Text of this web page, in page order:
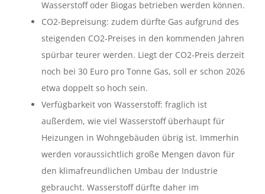
Wasserstoff oder Biogas betrieben werden können.
CO2-Bepreisung: zudem dürfte Gas aufgrund des
steigenden CO2-Preises in den kommenden Jahren
spürbar teurer werden. Liegt der CO2-Preis derzeit
noch bei 30 Euro pro Tonne Gas, soll er schon 2026
etwa doppelt so hoch sein.
Verfügbarkeit von Wasserstoff: fraglich ist
außerdem, wie viel Wasserstoff überhaupt für
Heizungen in Wohngebäuden übrig ist. Immerhin
werden voraussichtlich große Mengen davon für
den klimafreundlichen Umbau der Industrie
gebraucht. Wasserstoff dürfte daher im